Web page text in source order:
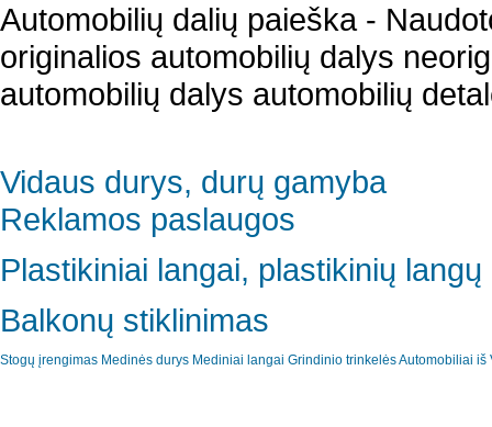
Automobilių dalių paieška -
originalios automobilių dalys
automobilių dalys automobilių
Vidaus durys, durų gamyba
Reklamos paslaugos
Plastikiniai langai, plastikinių
Balkonų stiklinimas
Stogų įrengimas Medinės durys Mediniai langai Grindinio trinkelėsAutomobiliai iš